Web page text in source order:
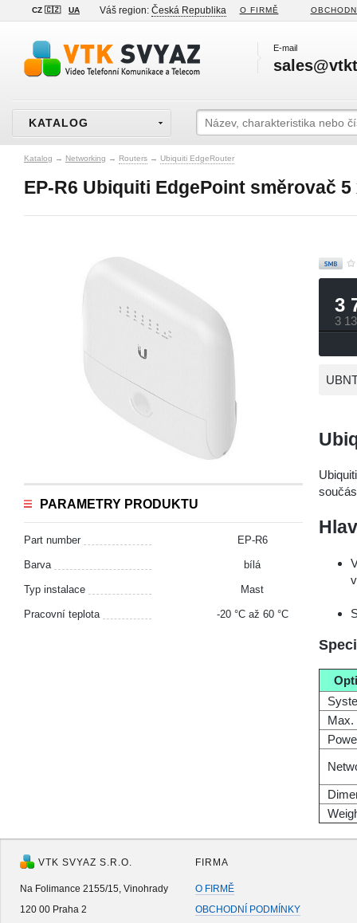
CZ 🇨🇿 UA Váš region: Česká Republika O FIRMĚ
E-mail
KATALOG
Katalog → Networking → Routers → Ubiquiti EdgeRouter
EP-R6 Ubiquiti EdgePoint směrovač 5
PARAMETRY PRODUKTU
Part number EP-R6
Barva bílá
Typ instalace Mast
Pracovní teplota -20 °С až 60 °С
3
3
Max.
VTK SVYAZ S.R.O.
Na Folimance 2155/15, Vinohrady
120 00 Praha 2
FIRMA
O FIRMĚ
OBCHODNÍ PODMÍNKY